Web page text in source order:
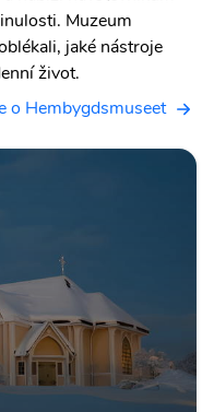
Muzeum
jaké nástroje
život.
o Hembygdsmuseet